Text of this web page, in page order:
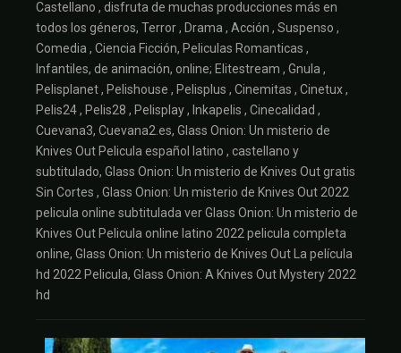
Castellano , disfruta de muchas producciones más en
todos los géneros, Terror , Drama , Acción , Suspenso ,
Comedia , Ciencia Ficción, Peliculas Romanticas ,
Infantiles, de animación, online; Elitestream , Gnula ,
Pelisplanet , Pelishouse , Pelisplus , Cinemitas , Cinetux ,
Pelis24 , Pelis28 , Pelisplay , Inkapelis , Cinecalidad ,
Cuevana3, Cuevana2.es, Glass Onion: Un misterio de
Knives Out Pelicula español latino , castellano y
subtitulado, Glass Onion: Un misterio de Knives Out gratis
Sin Cortes , Glass Onion: Un misterio de Knives Out 2022
pelicula online subtitulada ver Glass Onion: Un misterio de
Knives Out Pelicula online latino 2022 pelicula completa
online, Glass Onion: Un misterio de Knives Out La película
hd 2022 Pelicula, Glass Onion: A Knives Out Mystery 2022
hd